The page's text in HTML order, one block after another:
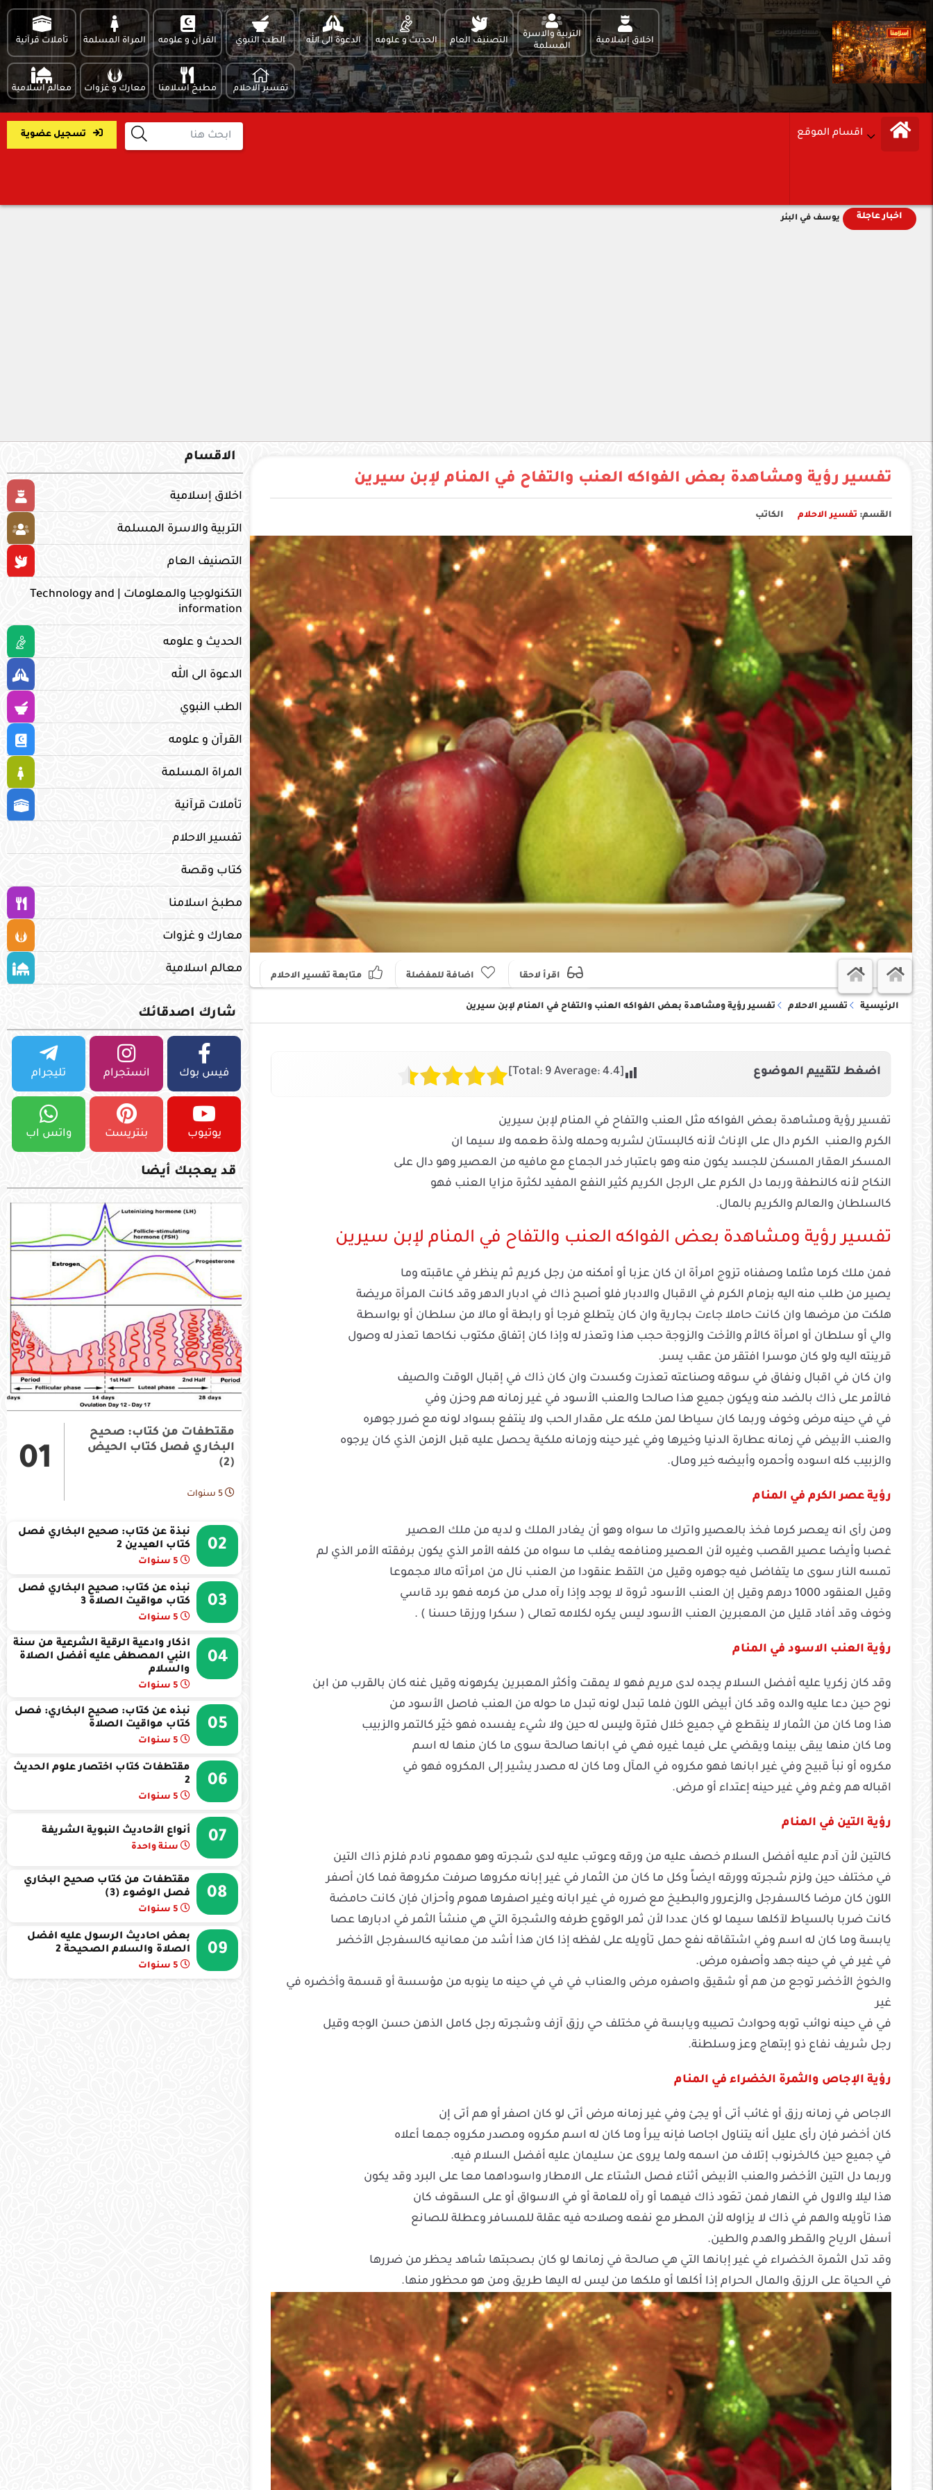
اخلاق إسلامية
التربية والاسرة
المسلمة
التصنيف العام الحديث و علومه الدعوة الى الله الطب النبوي القرآن و علومه المراة المسلمة تأملات قرآنية
تفسير الاحلام مطبخ اسلامنا معارك و غزوات معالم اسلامية
اقسام الموقع تسجيل عضوية
اخبار عاجلة يوسف في البئر
تفسير رؤية ومشاهدة بعض الفواكه العنب والتفاح في المنام لإبن سيرين
القسم: تفسير الاحلام الكاتب
اقرأ لاحقا اضافة للمفضلة متابعة تفسير الاحلام
الرئيسية تفسير الاحلام تفسير رؤية ومشاهدة بعض الفواكه العنب والتفاح في المنام لإبن سيرين
اضغط لتقييم الموضوع [Total:
9Average: 4.4
]
تفسير رؤية ومشاهدة بعض الفواكه مثل العنب والتفاح في المنام لإبن سيرين
الكرم والعنب الكرم دال على الإناث لأنه كالبستان لشربه وحمله ولذة طعمه ولا سيما ان
المسكر العقار المسكن للجسد يكون منه وهو باعتبار خدر الجماع مع مافيه من العصير وهو دال على
النكاح لأنه كالنطفة وربما دل الكرم على الرجل الكريم كثير النفع المفيد لكثرة مزايا العنب فهو
كالسلطان والعالم والكريم بالمال.
تفسير رؤية ومشاهدة بعض الفواكه العنب والتفاح في المنام لإبن سيرين
فمن ملك كرما مثلما وصفناه تزوج امرأة ان كان عزبا أو أمكنه من رجل كريم ثم ينظر في عاقبته وما
يصير من طلب منه اليه بزمام الكرم في الاقبال والادبار فلو أصبح ذاك في ادبار الدهر وقد كانت المرأة مريضة
هلكت من مرضها وان كانت حاملا جاءت بجارية وان كان يتطلع فرجا أو رابطة أو مالا من سلطان أو بواسطة
والي أو سلطان أو امرأة كالأم والأخت والزوجة حجب هذا وتعذر له وإذا كان إتفاق مكتوب نكاحها تعذر له وصول
قرينته اليه ولو كان موسرا افتقر من عقب يسر.
وان كان في اقبال ونفاق في سوقه وصناعته تعذرت وكسدت وان كان ذاك في إقبال الوقت والصيف
فالأمر على ذاك بالضد منه ويكون جميع هذا صالحا والعنب الأسود في غير زمانه هم وحزن وفي
في في حينه مرض وخوف وربما كان سياطا لمن ملكه على مقدار الحب ولا ينتفع بسواد لونه مع ضرر جوهره
والعنب الأبيض في زمانه عطارة الدنيا وخيرها وفي غير حينه وزمانه ملكية يحصل عليه قبل الزمن الذي كان يرجوه
والزبيب كله اسوده وأحمره وأبيضه خير ومال.
رؤية عصر الكرم في المنام
ومن رأى انه يعصر كرما فخذ بالعصير واترك ما سواه وهو أن يغادر الملك و لديه من ملك العصير
غصبا وأيضا عصير القصب وغيره لأن العصير ومنافعه يغلب ما سواه من كلفه الأمر الذي يكون برفقته الأمر الذي لم
تمسه النار سوى ما يتفاضل فيه جوهره وقيل من التقط عنقودا من العنب نال من امرأته مالا مجموعا
وقيل العنقود 1000 درهم وقيل إن العنب الأسود ثروة لا يوجد وإذا رآه مدلى من كرمه فهو برد قاسي
وخوف وقد أفاد قليل من المعبرين العنب الأسود ليس يكره لكلامه تعالى ( سكرا ورزقا حسنا ) .
رؤية العنب الاسود في المنام
وقد كان زكريا عليه أفضل السلام يجده لدى مريم فهو لا يمقت وأكثر المعبرين يكرهونه وقيل غنه كان بالقرب من ابن
نوح حين دعا عليه والده وقد كان أبيض اللون فلما تبدل لونه تبدل ما حوله من العنب فاصل الأسود من
هذا وما كان من الثمار لا ينقطع في جميع خلال فترة وليس له حين ولا شيء يفسده فهو خيّر كالتمر والزبيب
وما كان منها يبقى بينما ويقضي على فيما غيره فهي في ابانها صالحة سوى ما كان منها له اسم
مكروه أو نبأ قبيح وفي غير ابانها فهو مكروه في المآل وما كان له مصدر يشير إلى المكروه فهو في
اقباله هم وغم وفي غير حينه إعتداء أو مرض.
رؤية التين في المنام
كالتين لأن آدم عليه أفضل السلام خصف عليه من ورقه وعوتب عليه لدى شجرته وهو مهموم نادم فلزم ذاك التين
في مختلف حين ولزم شجرته وورقه ايضاً وكل ما كان من الثمار في غير إبانه مكروها صرفت مكروهة فما كان أصفر
اللون كان مرضا كالسفرجل والزعرور والبطيخ مع ضرره في غير ابانه وغير اصفرها هموم وأحزان فإن كانت حامضة
كانت ضربا بالسياط لآكلها سيما لو كان عددا لأن ثمر الوقوع طرفه والشجرة التي هي منشأ الثمر في ادبارها عصا
يابسة وما كان له اسم وفي اشتقاقه نفع حمل تأويله على لفظه إذا كان هذا أشد من معانيه كالسفرجل الأخضر
في غير في في حينه جهد وأصفره مرض.
والخوخ الأخضر توجع من هم أو شقيق واصفره مرض والعناب في في في حينه ما ينوبه من مؤسسة أو قسمة وأخضره في
غير
في في حينه نوائب توبه وحوادث تصيبه ويابسة في مختلف حي رزق آزف وشجرته رجل كامل الذهن حسن الوجه وقيل
رجل شريف نفاع ذو إبتهاج وعز وسلطنة.
رؤية الإجاص والثمرة الخضراء في المنام
الاجاص في زمانه رزق أو غائب أتى أو يجئ وفي غير زمانه مرض أتى لو كان اصفر أو هم أتى إن
كان أخضر فإن رأى عليل أنه يتناول اجاصا فإنه يبرأ وما كان له اسم مكروه ومصدر مكروه جمعا أعلاه
في جميع حين كالخرنوب إتلاف من اسمه ولما يروى عن سليمان عليه أفضل السلام فيه.
وربما دل التين الأخضر والعنب الأبيض أثناء فصل الشتاء على الامطار واسوداهما معا على البرد وقد يكون
هذا ليلا والاول في النهار فمن تعَود ذاك فيهما أو رآه للعامة أو في الاسواق أو على السقوف كان
هذا تأويله والهم في ذاك لا يزاوله لأن المطر مع نفعه وصلاحه فيه عقلة للمسافر وعطلة للصانع
أسفل الرياح والقطر والهدم والطين.
وقد تدل الثمرة الخضراء في غير إبانها التي هي صالحة في زمانها لو كان بصحبتها شاهد يحظر من ضررها
في الحياة على الرزق والمال الحرام إذا أكلها أو ملكها من ليس له اليها طريق ومن هو محظور منها.
الاقسام
اخلاق إسلامية
التربية والاسرة المسلمة
التصنيف العام
التكنولوجيا والمعلومات | Technology and
information
الحديث و علومه
الدعوة الى الله
الطب النبوي
القرآن و علومه
المراة المسلمة
تأملات قرآنية
تفسير الاحلام
كتاب وقصة
مطبخ اسلامنا
معارك و غزوات
معالم اسلامية
شارك اصدقائك
فيس بوك انستجرام تليجرام
يوتيوب بنتريست واتس اب
قد يعجبك أيضا
مقتطفات من كتاب: صحيح
البخاري فصل كتاب الحيض
(2)
01
02
نبذة عن كتاب: صحيح البخاري فصل
كتاب العيدين 2
03
نبذه عن كتاب: صحيح البخاري فصل
كتاب مواقيت الصلاة 3
04
اذكار وادعية الرقية الشرعية من سنة
النبي المصطفى عليه أفضل الصلاة
والسلام
05
نبذه عن كتاب: صحيح البخاري: فصل
كتاب مواقيت الصلاة
06
مقتطفات كتاب اختصار علوم الحديث
2
07 أنواع الأحاديث النبوية الشريفة
سنة واحدة
08
مقتطفات من كتاب صحيح البخاري
فصل الوضوء (3)
09
بعض احاديث الرسول عليه افضل
الصلاة والسلام الصحيحة 2